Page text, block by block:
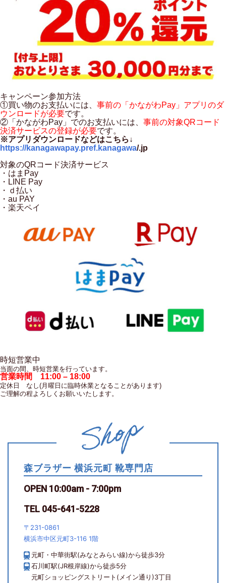
キャンペーン参加方法
①買い物のお支払いには、 事前の「かながわPay」アプリのダ
ウンロードが必要です。
②「かながわPay」でのお支払いには、 事前の対象QRコード
決済サービスの登録が必要です。
※アプリダウンロードなどはこちら↓
https://kanagawapay.pref.kanagawa/.jp
対象のQRコード決済サービス
・はまPay
・LINE Pay
・ｄ払い
・au PAY
・楽天ペイ
時短営業中
当面の間、時短営業を行っています。
営業時間 11:00 – 18:00
定休日 なし(月曜日に臨時休業となることがあります)
ご理解の程よろしくお願いいたします。
森ブラザー 横浜元町 靴専門店
OPEN 10:00am - 7:00pm
TEL 045-641-5228
〒231-0861
横浜市中区元町3-116 1階
元町・中華街駅(みなとみらい線)から徒歩3分
石川町駅(JR根岸線)から徒歩5分
元町ショッピングストリート(メイン通り)3丁目